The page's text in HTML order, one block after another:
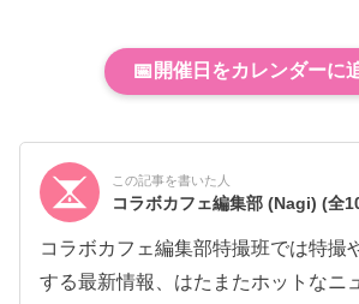
📅 開催日をカレンダーに
この記事を書いた人
コラボカフェ編集部 (Nagi)(全
コラボカフェ編集部特撮班では特撮
する最新情報、はたまたホットなニ